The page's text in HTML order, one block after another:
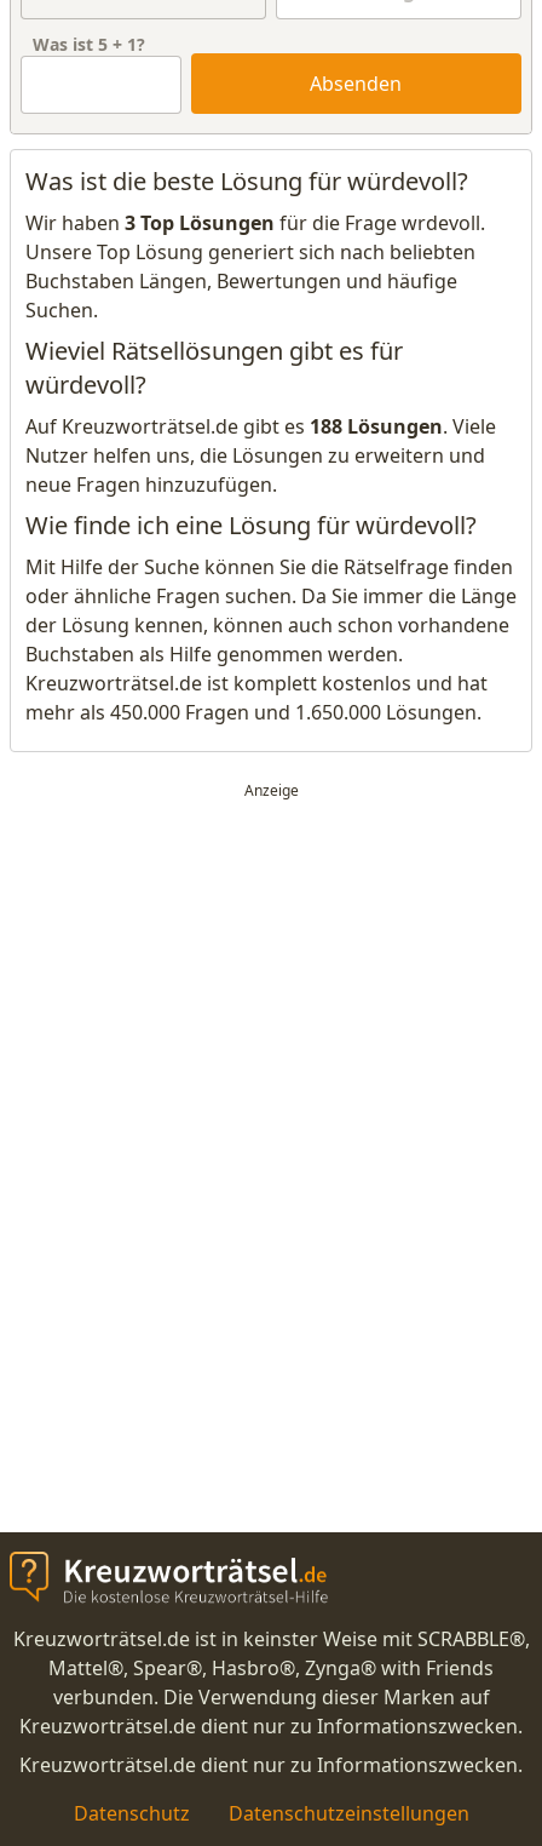
Was ist 5 + 1?
Absenden
Was ist die beste Lösung für würdevoll?
Wir haben 3 Top Lösungen für die Frage wrdevoll.
Unsere Top Lösung generiert sich nach beliebten
Buchstaben Längen, Bewertungen und häufige
Suchen.
Wieviel Rätsellösungen gibt es für
würdevoll?
Auf Kreuzworträtsel.de gibt es 188 Lösungen. Viele
Nutzer helfen uns, die Lösungen zu erweitern und
neue Fragen hinzuzufügen.
Wie finde ich eine Lösung für würdevoll?
Mit Hilfe der Suche können Sie die Rätselfrage finden
oder ähnliche Fragen suchen. Da Sie immer die Länge
der Lösung kennen, können auch schon vorhandene
Buchstaben als Hilfe genommen werden.
Kreuzworträtsel.de ist komplett kostenlos und hat
mehr als 450.000 Fragen und 1.650.000 Lösungen.
Kreuzworträtsel.de ist in keinster Weise mit SCRABBLE®,
Mattel®, Spear®, Hasbro®, Zynga® with Friends
verbunden. Die Verwendung dieser Marken auf
Kreuzworträtsel.de dient nur zu Informationszwecken.
Kreuzworträtsel.de dient nur zu Informationszwecken.
Datenschutz
Datenschutzeinstellungen